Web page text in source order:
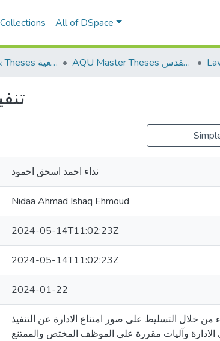
All of DSpace
Dissertations & Theses الرسائل الجامعية AQU Master Theses الرسائل الجامعية الخاصة بجامعة القدس
نداء احمد اسحق احمود
Nidaa Ahmad Ishaq Ehmoud
2024-05-14T11:02:23Z
2024-05-14T11:02:23Z
2024-01-22
من خلال التسليط على صور امتناع الادارة عن التنفيذ
وآليات مقررة على الموظف المختص والممتنع